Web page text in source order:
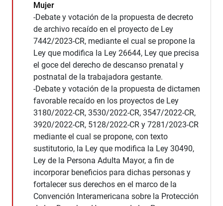
Mujer
-Debate y votación de la propuesta de decreto
de archivo recaído en el proyecto de Ley
7442/2023-CR, mediante el cual se propone la
Ley que modifica la Ley 26644, Ley que precisa
el goce del derecho de descanso prenatal y
postnatal de la trabajadora gestante.
-Debate y votación de la propuesta de dictamen
favorable recaído en los proyectos de Ley
3180/2022-CR, 3530/2022-CR, 3547/2022-CR,
3920/2022-CR, 5128/2022-CR y 7281/2023-CR
mediante el cual se propone, con texto
sustitutorio, la Ley que modifica la Ley 30490,
Ley de la Persona Adulta Mayor, a fin de
incorporar beneficios para dichas personas y
fortalecer sus derechos en el marco de la
Convención Interamericana sobre la Protección